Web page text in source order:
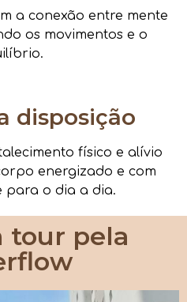
a conexão entre mente
os movimentos e o
disposição
físico e alívio
energizado e com
para o dia a dia.
tour pela